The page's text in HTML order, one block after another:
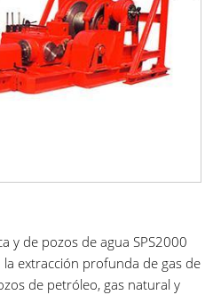
y de pozos de agua SPS2000
extracción profunda de gas de
de petróleo, gas natural y